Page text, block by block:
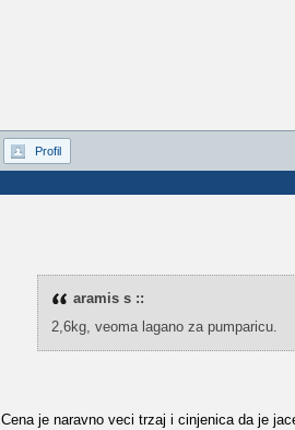
Profil
aramis s ::
2,6kg, veoma lagano za pumparicu.
Cena je naravno veci trzaj i cinjenica da je